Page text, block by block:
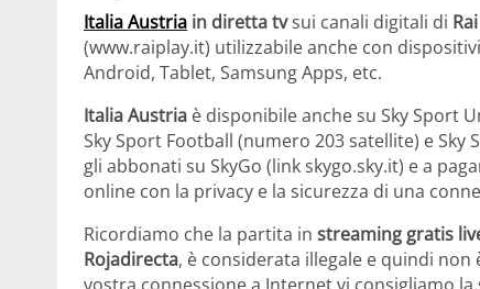
Italia Austria in diretta tvsui canali digitali di
(www.raiplay.it) utilizzabile anche con
Android, Tablet, Samsung Apps, etc.
Italia Austria è disponibile anche su Sky Sport
Sky Sport Football (numero 203 satellite) e Sky
gli abbonati su SkyGo (link skygo.sky.it) e a
online con la privacy e la sicurezza di una
Ricordiamo che la partita in streaming gratis
Rojadirecta, è considerata illegale e quindi